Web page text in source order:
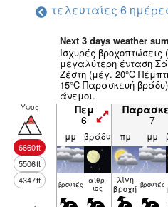
τελευταίες 6
Next 3 days weather
Ισχυρές βροχοπτώσεις
μεγαλύτερη ένταση
Ζέστη (μέγ. 20°C
15°C Παρασκευή
άνεμοι.
Υψος
6660ft
5506ft
4347ft
Πεμ
6 7
μμ βράδυ πμ μμ
βρον­τές αίθρ­
ιος
λίγη
βροχή βρον­τές